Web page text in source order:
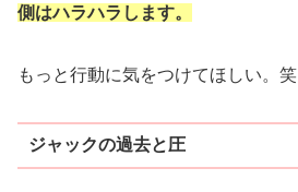
側はハラハラします。
もっと行動に気をつけてほしい。笑
ジャックの過去と圧